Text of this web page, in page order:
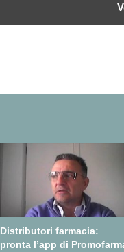
Distributori farmacia:
pronta l’app di